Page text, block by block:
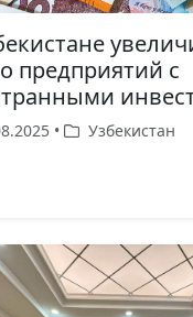
предприятий с
• Узбекистан